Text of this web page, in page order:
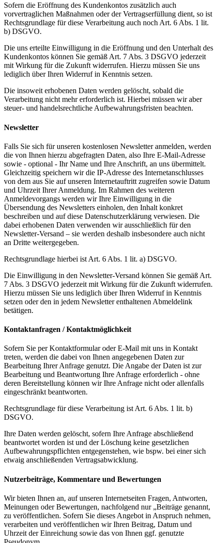
Sofern die Eröffnung des Kundenkontos zusätzlich auch
vorvertraglichen Maßnahmen oder der Vertragserfüllung dient, so ist
Rechtsgrundlage für diese Verarbeitung auch noch Art. 6 Abs. 1 lit.
b) DSGVO.
Die uns erteilte Einwilligung in die Eröffnung und den Unterhalt des
Kundenkontos können Sie gemäß Art. 7 Abs. 3 DSGVO jederzeit
mit Wirkung für die Zukunft widerrufen. Hierzu müssen Sie uns
lediglich über Ihren Widerruf in Kenntnis setzen.
Die insoweit erhobenen Daten werden gelöscht, sobald die
Verarbeitung nicht mehr erforderlich ist. Hierbei müssen wir aber
steuer- und handelsrechtliche Aufbewahrungsfristen beachten.
Newsletter
Falls Sie sich für unseren kostenlosen Newsletter anmelden, werden
die von Ihnen hierzu abgefragten Daten, also Ihre E-Mail-Adresse
sowie - optional - Ihr Name und Ihre Anschrift, an uns übermittelt.
Gleichzeitig speichern wir die IP-Adresse des Internetanschlusses
von dem aus Sie auf unseren Internetauftritt zugreifen sowie Datum
und Uhrzeit Ihrer Anmeldung. Im Rahmen des weiteren
Anmeldevorgangs werden wir Ihre Einwilligung in die
Übersendung des Newsletters einholen, den Inhalt konkret
beschreiben und auf diese Datenschutzerklärung verwiesen. Die
dabei erhobenen Daten verwenden wir ausschließlich für den
Newsletter-Versand – sie werden deshalb insbesondere auch nicht
an Dritte weitergegeben.
Rechtsgrundlage hierbei ist Art. 6 Abs. 1 lit. a) DSGVO.
Die Einwilligung in den Newsletter-Versand können Sie gemäß Art.
7 Abs. 3 DSGVO jederzeit mit Wirkung für die Zukunft widerrufen.
Hierzu müssen Sie uns lediglich über Ihren Widerruf in Kenntnis
setzen oder den in jedem Newsletter enthaltenen Abmeldelink
betätigen.
Kontaktanfragen / Kontaktmöglichkeit
Sofern Sie per Kontaktformular oder E-Mail mit uns in Kontakt
treten, werden die dabei von Ihnen angegebenen Daten zur
Bearbeitung Ihrer Anfrage genutzt. Die Angabe der Daten ist zur
Bearbeitung und Beantwortung Ihre Anfrage erforderlich - ohne
deren Bereitstellung können wir Ihre Anfrage nicht oder allenfalls
eingeschränkt beantworten.
Rechtsgrundlage für diese Verarbeitung ist Art. 6 Abs. 1 lit. b)
DSGVO.
Ihre Daten werden gelöscht, sofern Ihre Anfrage abschließend
beantwortet worden ist und der Löschung keine gesetzlichen
Aufbewahrungspflichten entgegenstehen, wie bspw. bei einer sich
etwaig anschließenden Vertragsabwicklung.
Nutzerbeiträge, Kommentare und Bewertungen
Wir bieten Ihnen an, auf unseren Internetseiten Fragen, Antworten,
Meinungen oder Bewertungen, nachfolgend nur „Beiträge genannt,
zu veröffentlichen. Sofern Sie dieses Angebot in Anspruch nehmen,
verarbeiten und veröffentlichen wir Ihren Beitrag, Datum und
Uhrzeit der Einreichung sowie das von Ihnen ggf. genutzte